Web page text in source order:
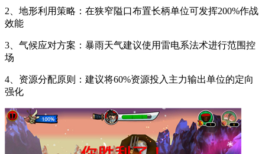
2、地形利用策略：在狭窄隘口布置长柄单位可发挥200%作战
效能
3、气候应对方案：暴雨天气建议使用雷电系法术进行范围控
场
4、资源分配原则：建议将60%资源投入主力输出单位的定向
强化